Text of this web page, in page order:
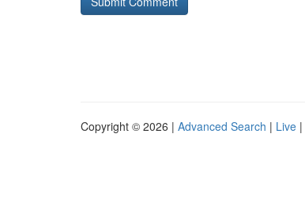
Copyright © 2026 | Advanced Search | Live |